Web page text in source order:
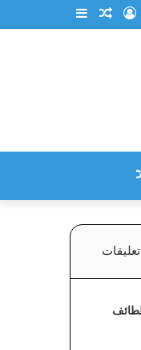
إضافةمقالتسجيل
مقال
عشوائي
تعليقات